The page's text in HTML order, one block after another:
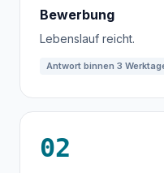
Bewerbung
Lebenslauf reicht.
Antwort binnen 3
02